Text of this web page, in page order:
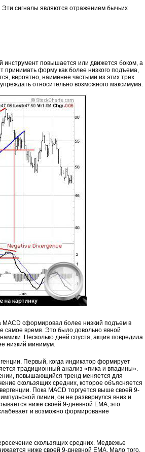
Эти сигналы являются отражением бычьих
инструмент повышается или движется боком, а
принимать форму как более низкого подъема,
вероятно, наименее частыми из этих трех
относительно возможного максимума.
MACD сформировал более низкий подъем в
самое время. Это было довольно явной
Несколько дней спустя, акция повредила
низкий минимум.
Первый, когда индикатор формирует
традиционный анализ «пика и впадины».
повышающийся тренд меняется для
скользящих средних, которое объясняется
Пока MACD торгуется выше своей 9-
линии, он не развернулся вниз и
ниже своей 9-дневной EMA, это
и возможно формирование
скользящих средних. Медвежье
ниже своей 9-дневной EMA. Мало того,